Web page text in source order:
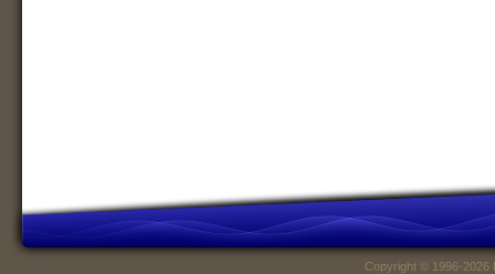
Copyright © 1996-2026